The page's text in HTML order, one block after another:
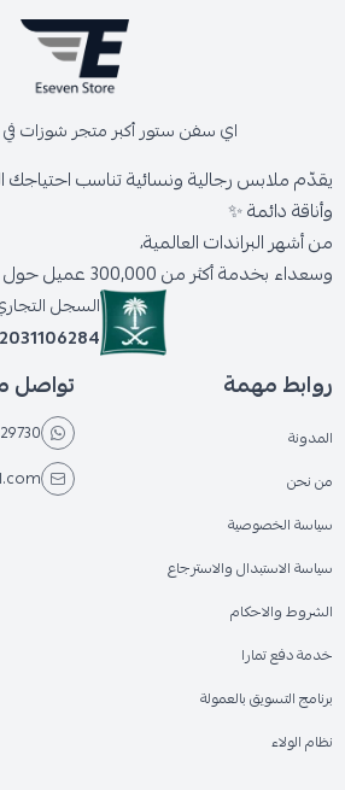
اي سفن ستور أكبر متجر شوزات
يقدّم ملابس رجالية ونسائية تناسب
وأناقة دائمة ✨
من أشهر البراندات العالمية،
وسعداء بخدمة أكثر من 300,000 عميل حول المملكة.
السجل
2031106284
روابط مهمة
المدونة
من نحن
سياسة الخصوصية
سياسة الاستبدال والاسترجاع
الشروط والاحكام
خدمة دفع تمارا
برنامج التسويق بالعمولة
نظام الولاء
تواصل